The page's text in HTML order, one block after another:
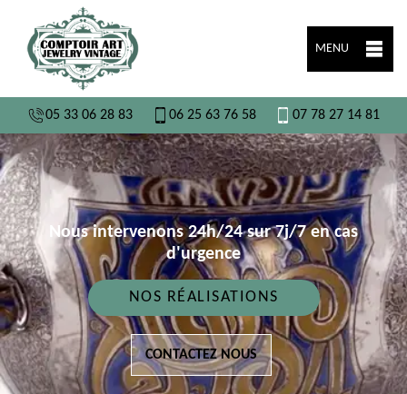
MENU
05 33 06 28 83 06 25 63 76 58 07 78 27 14 81
Nous intervenons 24h/24 sur 7j/7 en cas
d'urgence
NOS RÉALISATIONS
CONTACTEZ NOUS